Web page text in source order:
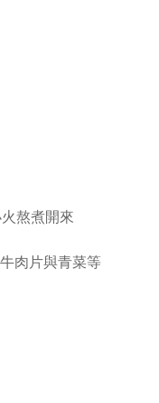
熬煮開來
肉片與青菜等